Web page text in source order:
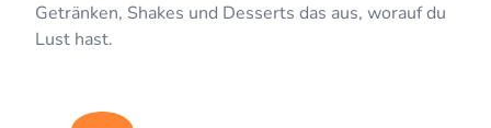
Getränken, Shakes und Desserts das aus, worauf du
Lust hast.